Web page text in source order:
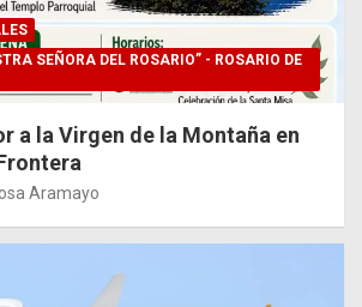
SEÑORA DEL ROSARIO” - ROSARIO DE
a la Virgen de la Montaña en
Aramayo